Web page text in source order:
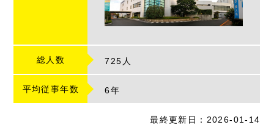
総人数 725人
平均従事年数 6年
最終更新日：2026-01-14